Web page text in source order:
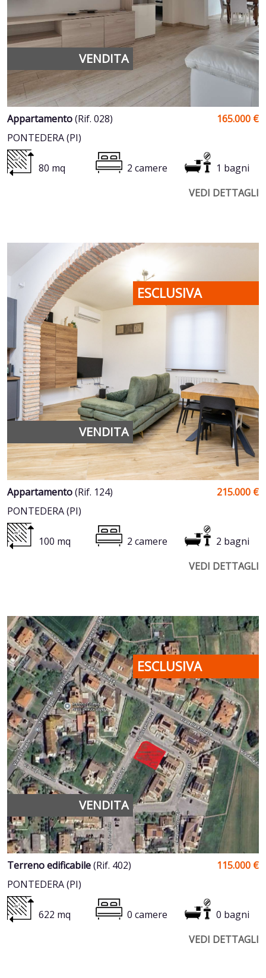
VENDITA
Appartamento(Rif. 028)
165.000 €
PONTEDERA (PI)
80 mq 2 camere
1 bagni
VEDI DETTAGLI
ESCLUSIVA
VENDITA
Appartamento(Rif. 124)
215.000 €
PONTEDERA (PI)
100 mq 2 camere
2 bagni
VEDI DETTAGLI
ESCLUSIVA
VENDITA
Terreno edificabile(Rif. 402)
115.000 €
PONTEDERA (PI)
622 mq 0 camere
0 bagni
VEDI DETTAGLI